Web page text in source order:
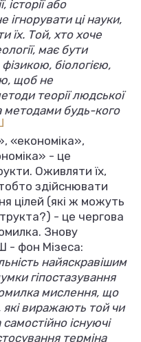
історії або
ігнорувати ці науки,
їх. Той, хто хоче
має бути
біологією,
щоб не
теорії людської
методами будь-кого
«економіка»,
- це
Оживляти їх,
здійснювати
цілей (які ж можуть
- це чергова
Знову
- фон Мізеса:
найяскравішим
гіпостазування
мислення, що
які виражають той чи
існуючі
терміна